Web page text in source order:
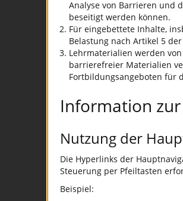
Analyse von Barrieren und
beseitigt werden können.
Für eingebettete Inhalte,
Belastung nach Artikel 5
Lehrmaterialien werden
barrierefreier Materialien
Fortbildungsangeboten für
Information
Nutzung der
Die Hyperlinks der
Steuerung per Pfeiltasten
Beispiel: